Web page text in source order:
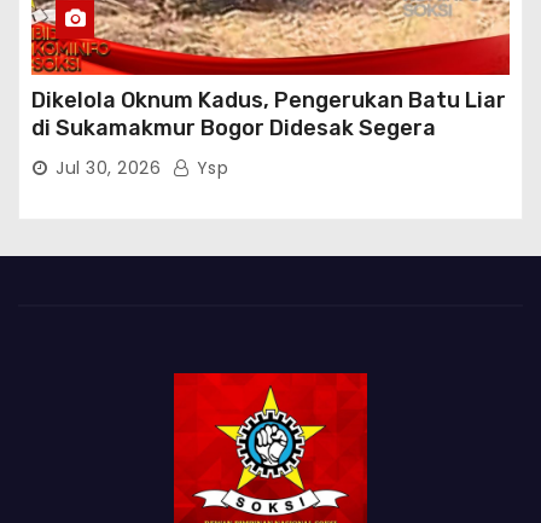
Dikelola Oknum Kadus, Pengerukan Batu Liar
di Sukamakmur Bogor Didesak Segera
Ditindak Hukum
Jul 30, 2026 Ysp